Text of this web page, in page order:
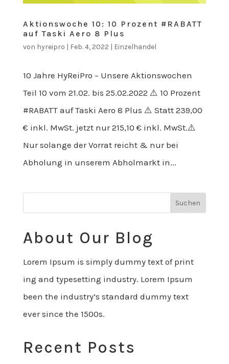
Aktionswoche 10: 10 Prozent #RABATT
auf Taski Aero 8 Plus
von hyreipro | Feb. 4, 2022 | Einzelhandel
10 Jahre HyReiPro – Unsere Aktionswochen
Teil 10 vom 21.02. bis 25.02.2022 ⚠️ 10 Prozent
#RABATT auf Taski Aero 8 Plus ⚠️ Statt 239,00
€ inkl. MwSt. jetzt nur 215,10 € inkl. MwSt.⚠️
Nur solange der Vorrat reicht & nur bei
Abholung in unserem Abholmarkt in...
About Our Blog
Lorem Ipsum is simply dummy text of print
ing and typesetting industry. Lorem Ipsum
been the industry’s standard dummy text
ever since the 1500s.
Recent Posts